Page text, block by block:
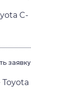
C-
заявку